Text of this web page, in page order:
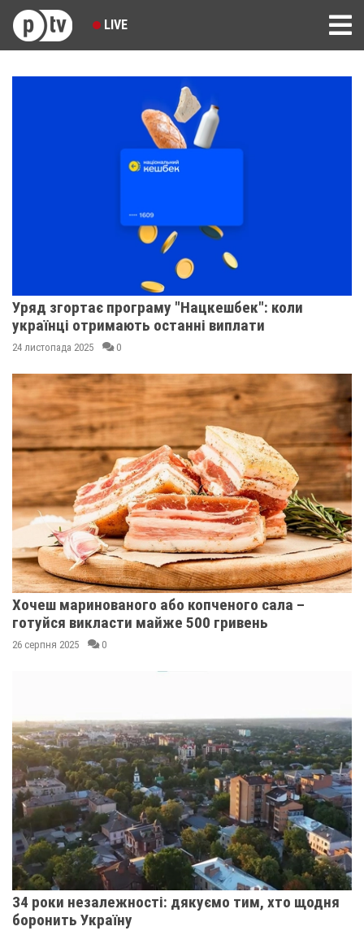
LIVE
Уряд згортає програму "Нацкешбек": коли
українці отримають останні виплати
24 листопада 2025 0
Хочеш маринованого або копченого сала –
готуйся викласти майже 500 гривень
26 серпня 2025 0
34 роки незалежності: дякуємо тим, хто щодня
боронить Україну